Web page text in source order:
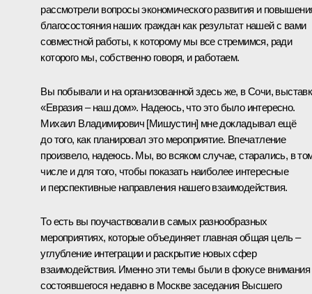
рассмотрели вопросы экономического развития и
благосостояния наших граждан как результат нашей с вами
совместной работы, к которому мы все стремимся, ради
которого мы, собственно говоря, и работаем.
Вы побывали и на организованной здесь же, в Сочи,
«Евразия – наш дом». Надеюсь, что это было интересно.
Михаил Владимирович [Мишустин] мне докладывал ещё
до того, как планировал это мероприятие. Впечатление
произвело, надеюсь. Мы, во всяком случае, старались, в
числе и для того, чтобы показать наиболее интересные
и перспективные направления нашего взаимодействия.
То есть вы поучаствовали в самых разнообразных
мероприятиях, которые объединяет главная общая цель –
углубление интеграции и раскрытие новых сфер
взаимодействия. Именно эти темы были в фокусе внимания
состоявшегося недавно в Москве заседания Высшего